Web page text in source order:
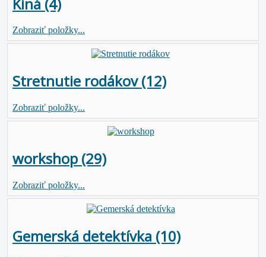
Zobraziť položky...
Stretnutie rodákov (12)
Zobraziť položky...
workshop (29)
Zobraziť položky...
Gemerská detektívka (10)